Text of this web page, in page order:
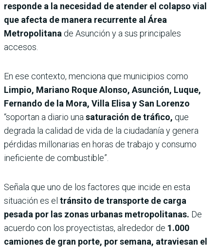
responde a la necesidad de atender el colapso vial
que afecta de manera recurrente al Área
Metropolitana de Asunción y a sus principales
accesos.
En ese contexto, menciona que municipios como
Limpio, Mariano Roque Alonso, Asunción, Luque,
Fernando de la Mora, Villa Elisa y San Lorenzo
“soportan a diario una saturación de tráfico, que
degrada la calidad de vida de la ciudadanía y genera
pérdidas millonarias en horas de trabajo y consumo
ineficiente de combustible”.
Señala que uno de los factores que incide en esta
situación es el tránsito de transporte de carga
pesada por las zonas urbanas metropolitanas. De
acuerdo con los proyectistas, alrededor de 1.000
camiones de gran porte, por semana, atraviesan el